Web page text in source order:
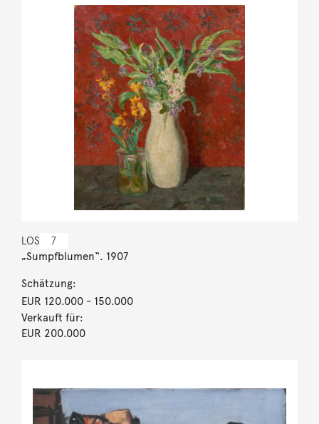
LOS 7
„Sumpfblumen“. 1907
Schätzung:
EUR 120.000- 150.000
Verkauft für:
EUR 200.000